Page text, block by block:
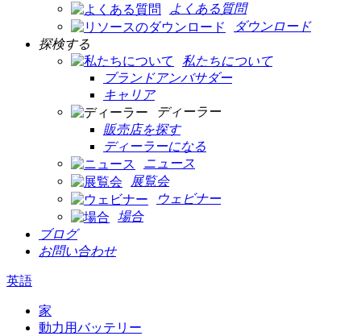
よくある質問
ダウンロード
探検する
私たちについて
ブランドアンバサダー
キャリア
ディーラー
販売店を探す
ディーラーになる
ニュース
展覧会
ウェビナー
場合
ブログ
お問い合わせ
英語
家
動力用バッテリー